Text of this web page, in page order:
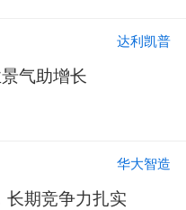
达利凯普
气助增长
华大智造
长期竞争力扎实